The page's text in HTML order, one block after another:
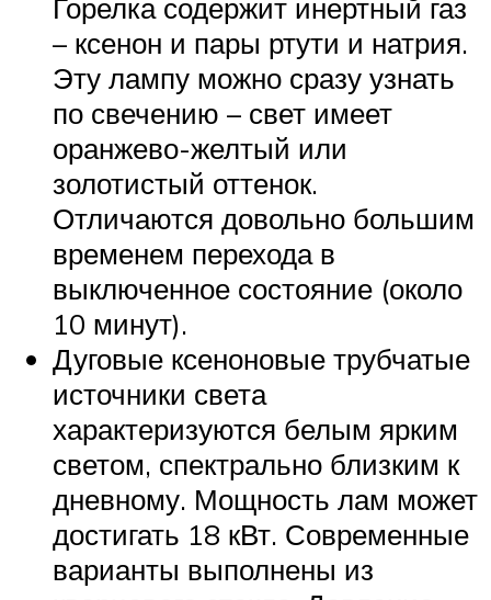
Горелка содержит инертный газ
– ксенон и пары ртути и натрия.
Эту лампу можно сразу узнать
по свечению – свет имеет
оранжево-желтый или
золотистый оттенок.
Отличаются довольно большим
временем перехода в
выключенное состояние (около
10 минут).
Дуговые ксеноновые трубчатые
источники света
характеризуются белым ярким
светом, спектрально близким к
дневному. Мощность лам может
достигать 18 кВт. Современные
варианты выполнены из